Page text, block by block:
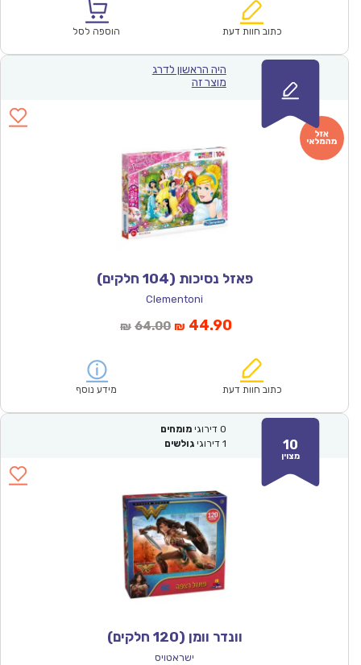
₪86.00.
הוא:
כתוב חוות דעת הוספה לסל
היה הראשון לדרג
מוצר זה
פאזל נסיכות (104 חלקים)
Clementoni
₪ 64.00המחיר
₪64.00.
₪ 44.90המחיר
הוא:
כתוב חוות דעת מידע נוסף
10
מצוין
0 דירוגי מומחים
1 דירוגי גולשים
וונדר וומן (120 חלקים)
ישראטויס